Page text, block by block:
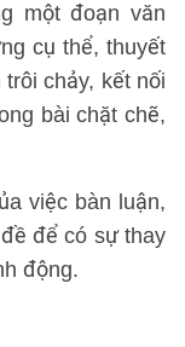
một đoạn văn
cụ thể, thuyết
chảy, kết nối
bài chặt chẽ,
việc bàn luận,
để có sự thay
động.